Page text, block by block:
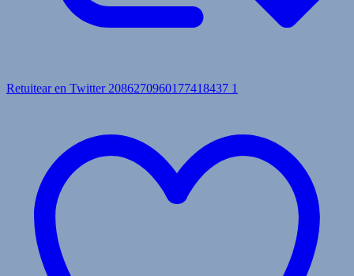
Retuitear en Twitter 2086270960177418437 1